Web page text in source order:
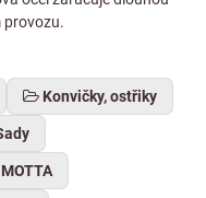
provozu.
Konvičky, ostřiky